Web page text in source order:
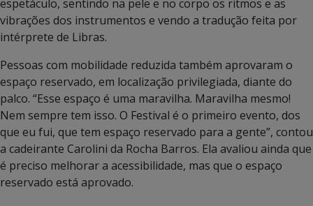
espetáculo, sentindo na pele e no corpo os ritmos e as
vibrações dos instrumentos e vendo a tradução feita por
intérprete de Libras.
Pessoas com mobilidade reduzida também aprovaram o
espaço reservado, em localização privilegiada, diante do
palco. “Esse espaço é uma maravilha. Maravilha mesmo!
Nem sempre tem isso. O Festival é o primeiro evento, dos
que eu fui, que tem espaço reservado para a gente”, contou
a cadeirante Carolini da Rocha Barros. Ela avaliou ainda que
é preciso melhorar a acessibilidade, mas que o espaço
reservado está aprovado.